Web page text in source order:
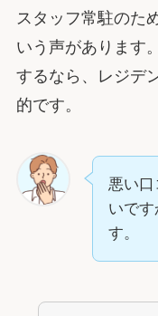
スタッフ常駐のた
いう声があります
するなら、レジデ
的です。
悪い口
いで
す。